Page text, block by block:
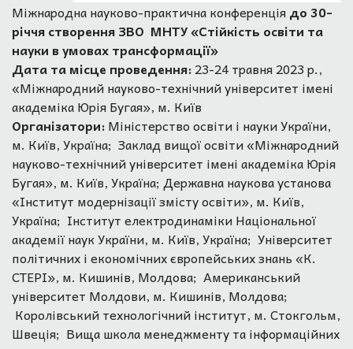
Міжнародна науково-практична конференціядо 30-
річчя створення ЗВО МНТУ «Стійкість освіти та
науки в умовах трансформації»
Дата та місце проведення:23-24 травня 2023 р.,
«Міжнародний науково-технічний університет імені
академіка Юрія Бугая», м. Київ
Організатори:Міністерство освіти і науки України,
м. Київ, Україна; Заклад вищої освіти «Міжнародний
науково-технічний університет імені академіка Юрія
Бугая», м. Київ, Україна; Державна наукова установа
«Інститут модернізації змісту освіти», м. Київ,
Україна; Інститут електродинаміки Національної
академії наук України, м. Київ, Україна; Університет
політичних і економічних європейських знань «К.
СТЕРІ», м. Кишинів, Молдова; Американський
університет Молдови, м. Кишинів, Молдова;
Королівський технологічний інститут, м. Стокгольм,
Швеція; Вища школа менеджменту та інформаційних